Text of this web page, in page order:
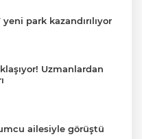
park kazandırılıyor
Uzmanlardan
ailesiyle görüştü